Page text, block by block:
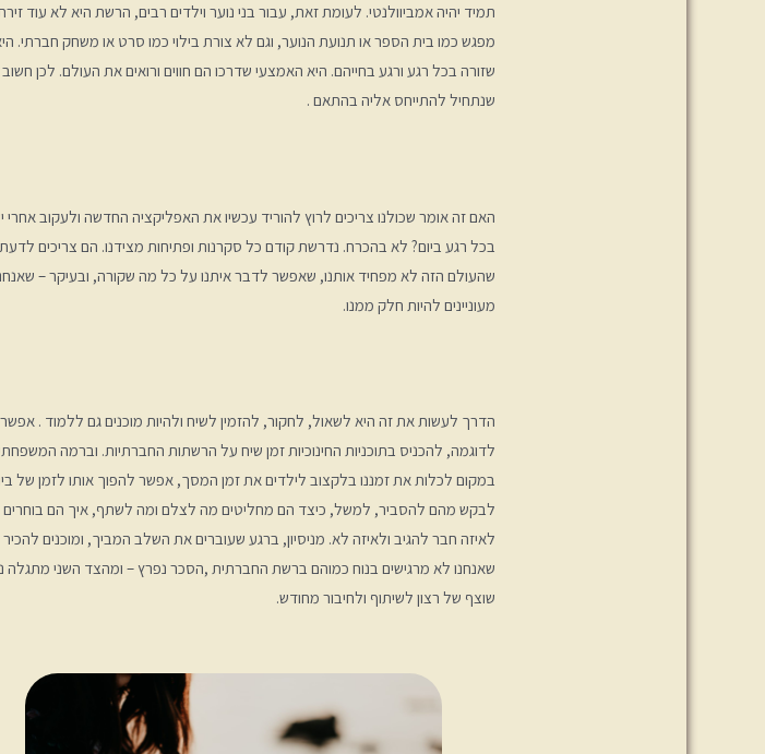
תמיד יהיה אמביוולנטי. לעומת זאת, עבור בני נוער וילדים רבים, הרשת היא לא עוד
מפגש כמו בית הספר או תנועת הנוער, וגם לא צורת בילוי כמו סרט או משחק חברתי.
שזורה בכל רגע ורגע בחייהם. היא האמצעי שדרכו הם חווים ורואים את העולם. לכן חשוב
שנתחיל להתייחס אליה בהתאם .
האם זה אומר שכולנו צריכים לרוץ להוריד עכשיו את האפליקציה החדשה ולעקוב אחרי
בכל רגע ביום? לא בהכרח. נדרשת קודם כל סקרנות ופתיחות מצידנו. הם צריכים לדעת
שהעולם הזה לא מפחיד אותנו, שאפשר לדבר איתנו על כל מה שקורה, ובעיקר –
מעוניינים להיות חלק ממנו.
הדרך לעשות את זה היא לשאול, לחקור, להזמין לשיח ולהיות מוכנים גם ללמוד .
לדוגמה, להכניס בתוכניות החינוכיות זמן שיח על הרשתות החברתיות. וברמה
במקום לכלות את זמננו בלקצוב לילדים את זמן המסך, אפשר להפוך אותו לזמן של
לבקש מהם להסביר, למשל, כיצד הם מחליטים מה לצלם ומה לשתף, איך הם בוחרים
לאיזה חבר להגיב ולאיזה לא. מניסיון, ברגע שעוברים את השלב המביך, ומוכנים
שאנחנו לא מרגישים בנוח כמוהם ברשת החברתית ,הסכר נפרץ – ומהצד השני מתגלה
שוצף של רצון לשיתוף ולחיבור מחודש.